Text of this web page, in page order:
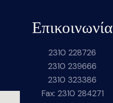
Επικοινωνία
2310 228726
2310 239666
2310 323386
Fax: 2310 284271